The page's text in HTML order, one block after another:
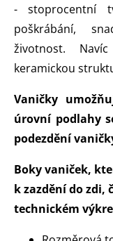
- stoprocentní
poškrábání,
životnost.
keramickou
Vaničky
úrovní podlahy
podezdění
Boky vaniček,
k zazdění do zdi,
technickém